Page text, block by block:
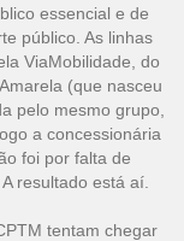
essencial e de
público. As linhas
ViaMobilidade, do
(que nasceu
pelo mesmo grupo,
a concessionária
foi por falta de
resultado está aí.
tentam chegar